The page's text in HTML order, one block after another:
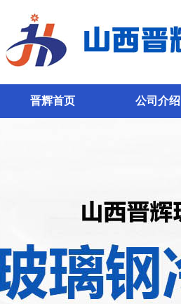
晋辉首页 公司介绍